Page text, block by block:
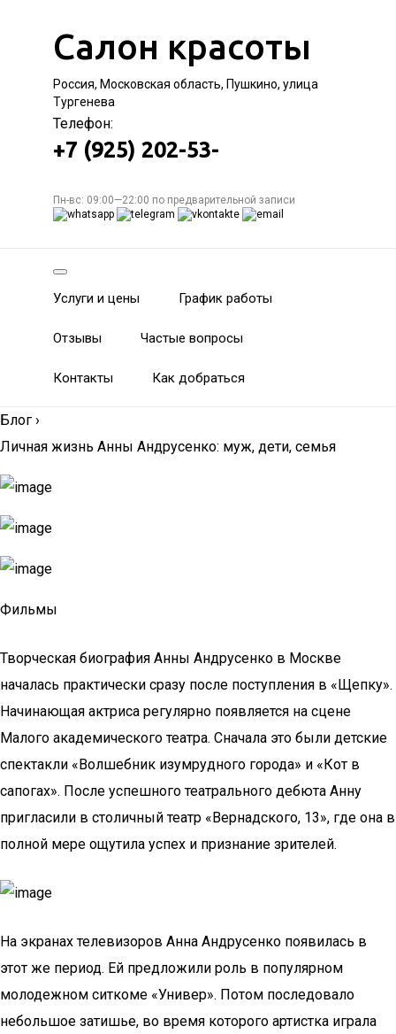
Салон красоты
Россия, Московская область, Пушкино, улица
Тургенева
Телефон:
+7 (925) 202-53-
Пн-вс: 09:00—22:00 по предварительной записи
Услуги и цены График работы
Отзывы Частые вопросы
Контакты Как добраться
Блог ›
Личная жизнь Анны Андрусенко: муж, дети, семья
Фильмы
Творческая биография Анны Андрусенко в Москве
началась практически сразу после поступления в «Щепку».
Начинающая актриса регулярно появляется на сцене
Малого академического театра. Сначала это были детские
спектакли «Волшебник изумрудного города» и «Кот в
сапогах». После успешного театрального дебюта Анну
пригласили в столичный театр «Вернадского, 13», где она в
полной мере ощутила успех и признание зрителей.
На экранах телевизоров Анна Андрусенко появилась в
этот же период. Ей предложили роль в популярном
молодежном ситкоме «Универ». Потом последовало
небольшое затишье, во время которого артистка играла